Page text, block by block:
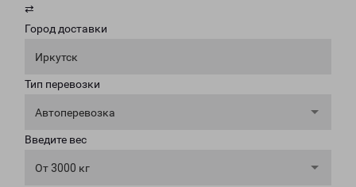
⇄
Город доставки
Иркутск
Тип перевозки
Автоперевозка
Введите вес
От 3000 кг